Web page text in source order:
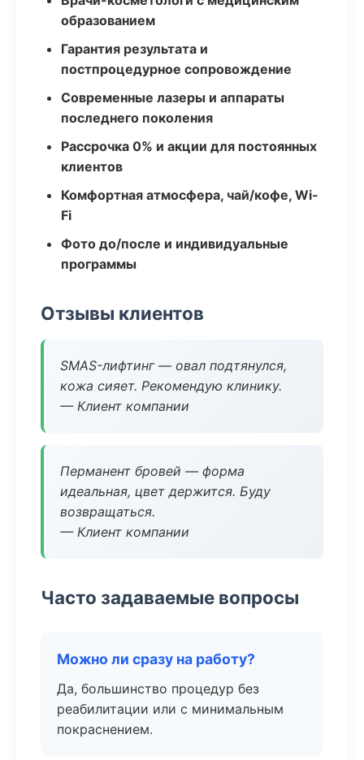
образованием
Гарантия результата и
постпроцедурное сопровождение
Современные лазеры и аппараты
последнего поколения
Рассрочка 0% и акции для постоянных
клиентов
Комфортная атмосфера, чай/кофе, Wi-
Fi
Фото до/после и индивидуальные
программы
Отзывы клиентов
SMAS-лифтинг — овал подтянулся,
кожа сияет. Рекомендую клинику.
— Клиент компании
Перманент бровей — форма
идеальная, цвет держится. Буду
возвращаться.
— Клиент компании
Часто задаваемые вопросы
Можно ли сразу на работу?
Да, большинство процедур без
реабилитации или с минимальным
покраснением.